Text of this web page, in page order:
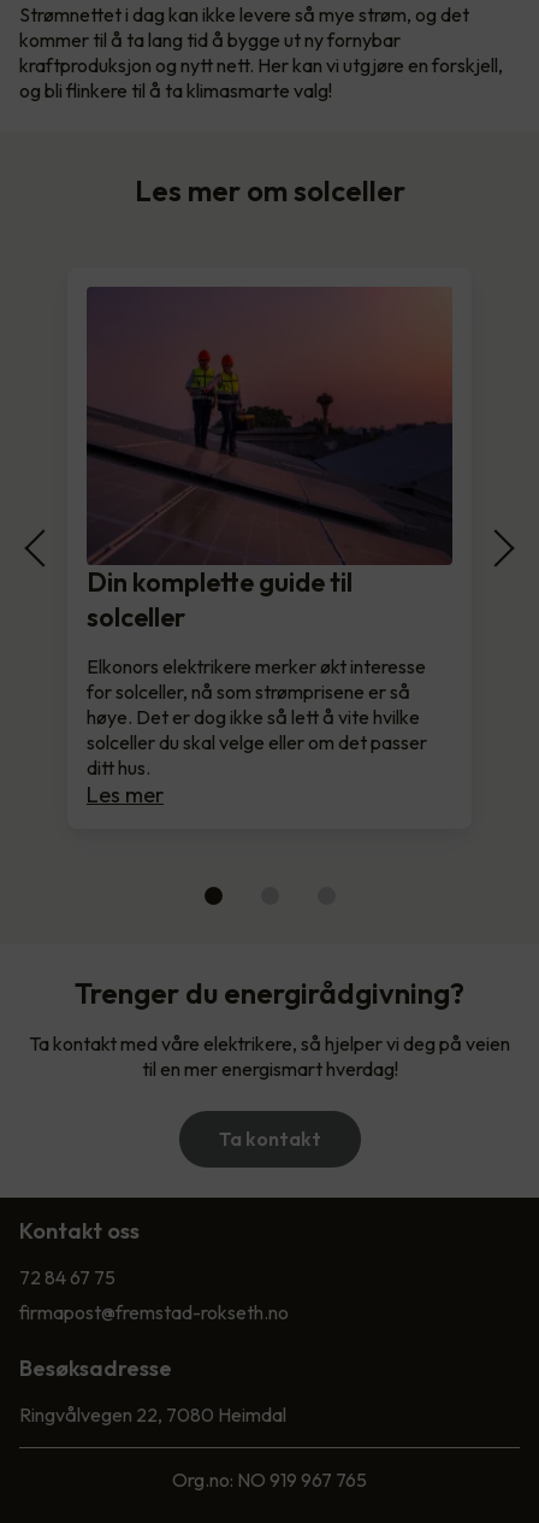
Strømnettet i dag kan ikke levere så mye strøm, og det
kommer til å ta lang tid å bygge ut ny fornybar
kraftproduksjon og nytt nett. Her kan vi utgjøre en forskjell,
og bli flinkere til å ta klimasmarte valg!
Les mer om solceller
Din komplette guide til
solceller
Elkonors elektrikere merker økt interesse
for solceller, nå som strømprisene er så
høye. Det er dog ikke så lett å vite hvilke
solceller du skal velge eller om det passer
ditt hus.
Les mer
Trenger du energirådgivning?
Ta kontakt med våre elektrikere, så hjelper vi deg på veien
til en mer energismart hverdag!
Ta kontakt
Kontakt oss
72 84 67 75
firmapost@fremstad-rokseth.no
Besøksadresse
Ringvålvegen 22, 7080 Heimdal
Org.no: NO 919 967 765